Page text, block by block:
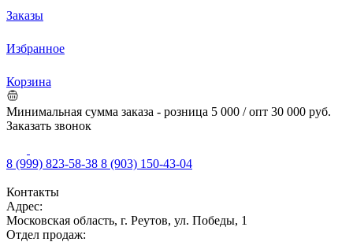
Заказы
Избранное
Корзина
Минимальная сумма заказа - розница 5 000 / опт 30 000 руб.
Заказать звонок
8 (999) 823-58-38 8 (903) 150-43-04
Контакты
Адрес:
Московская область, г. Реутов, ул. Победы, 1
Отдел продаж: